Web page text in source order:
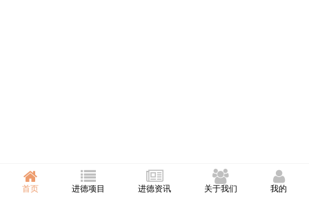
首页 进德项目 进德资讯 关于我们 我的